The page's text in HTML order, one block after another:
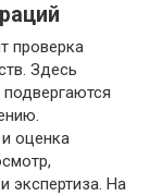
проверка
Здесь
оценка
экспертиза. На